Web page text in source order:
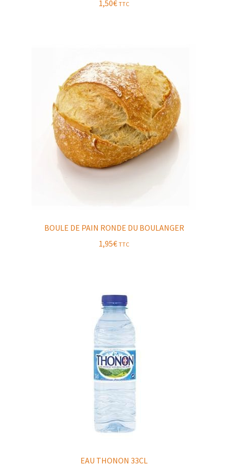
1,50€ TTC
BOULE DE PAIN RONDE DU BOULANGER
1,95€ TTC
EAU THONON 33CL